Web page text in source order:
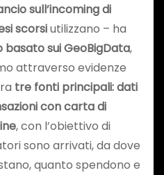
sull’incoming di
scorsiutilizzano – ha
sui GeoBigData,
attraverso evidenze
tre fonti principali: dati
con carta di
, con l’obiettivo di
sono arrivati, da dove
quanto spendono e